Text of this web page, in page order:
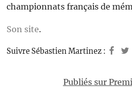
championnats français de
Son site.
Suivre Sébastien Martinez :
Publiés sur